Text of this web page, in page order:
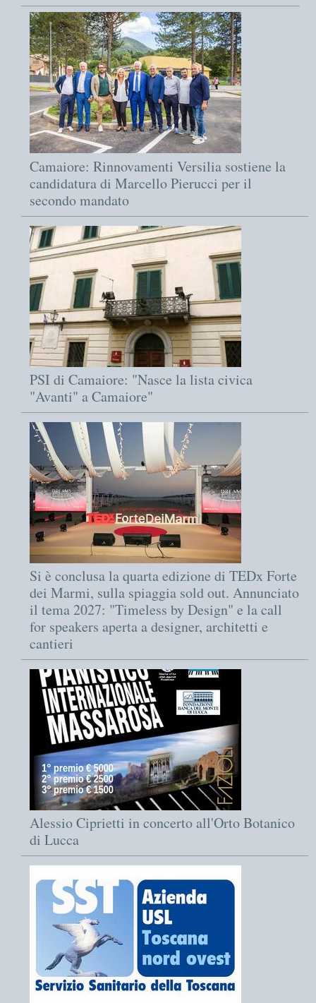
Camaiore: Rinnovamenti Versilia sostiene la
candidatura di Marcello Pierucci per il
secondo mandato
PSI di Camaiore: "Nasce la lista civica
"Avanti" a Camaiore"
Si è conclusa la quarta edizione di TEDx Forte
dei Marmi, sulla spiaggia sold out. Annunciato
il tema 2027: "Timeless by Design" e la call
for speakers aperta a designer, architetti e
cantieri
Alessio Ciprietti in concerto all'Orto Botanico
di Lucca